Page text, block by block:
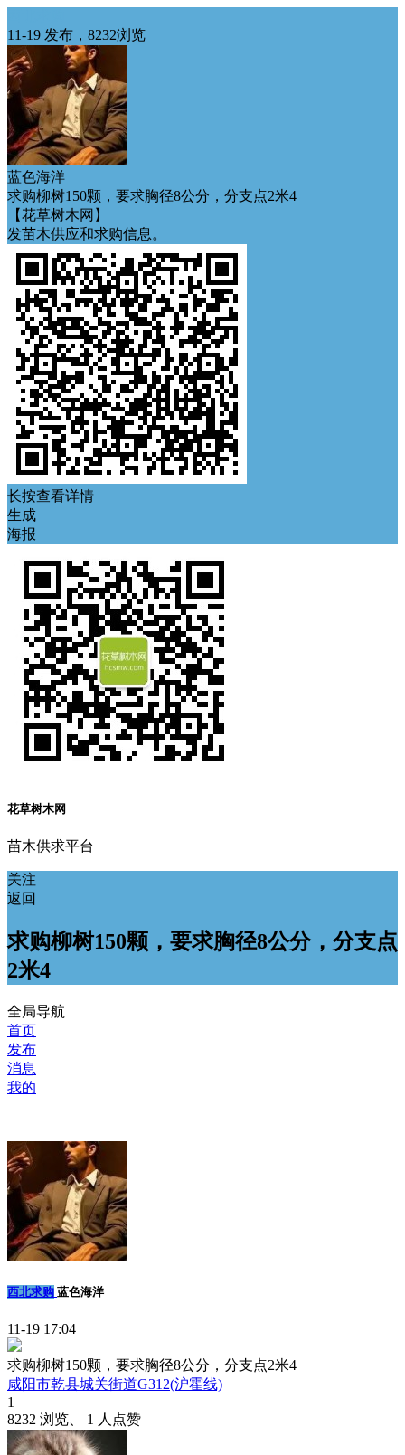
11-19 发布，8232浏览
蓝色海洋
求购柳树150颗，要求胸径8公分，分支点2米4
【花草树木网】
发苗木供应和求购信息。
长按查看详情
生成
海报
花草树木网
苗木供求平台
关注
返回
求购柳树150颗，要求胸径8公分，分支点
2米4
全局导航
首页
发布
消息
我的
西北求购 蓝色海洋
11-19 17:04
求购柳树150颗，要求胸径8公分，分支点2米4
咸阳市乾县城关街道G312(沪霍线)
1
8232 浏览、 1 人点赞